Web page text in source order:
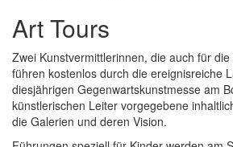
Art Tours
Zwei Kunstvermittlerinnen, die auch für
führen kostenlos durch die ereignisreiche
diesjährigen Gegenwartskunstmesse am
künstlerischen Leiter vorgegebene
die Galerien und deren Vision.